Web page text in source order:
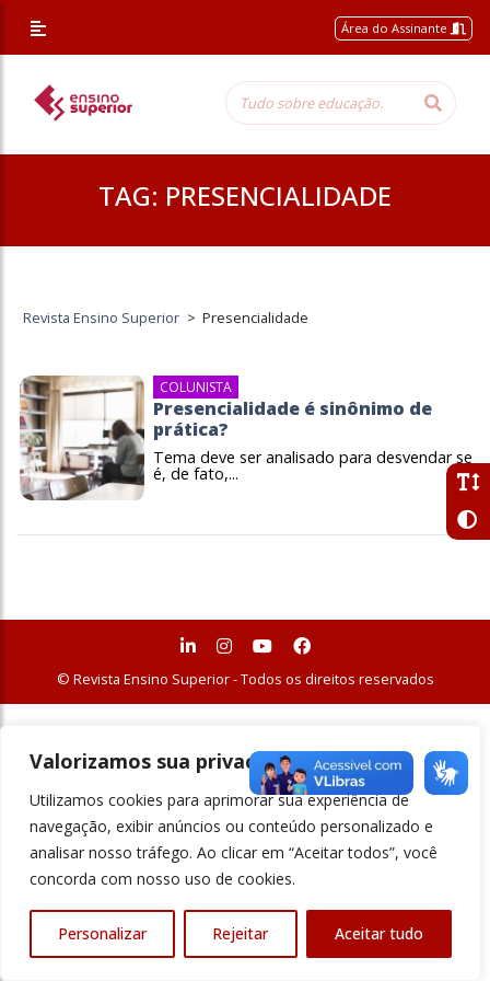
Valorizamos sua privacidade
Utilizamos cookies para aprimorar sua experiência de
navegação, exibir anúncios ou conteúdo personalizado e
analisar nosso tráfego. Ao clicar em “Aceitar todos”, você
concorda com nosso uso de cookies.
Personalizar Rejeitar Aceitar tudo
Área do Assinante
TAG: PRESENCIALIDADE
Revista Ensino Superior > Presencialidade
COLUNISTA
Presencialidade é sinônimo de
prática?
Tema deve ser analisado para desvendar se
é, de fato,...
© Revista Ensino Superior - Todos os direitos reservados